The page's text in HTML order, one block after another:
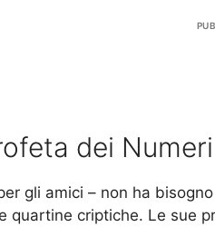
dei Numeri
gli amici – non ha
quartine criptiche. Le sue